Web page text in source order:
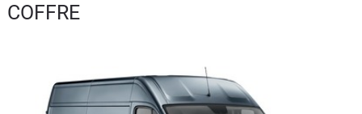
Electriques
Flottes
COFFRE